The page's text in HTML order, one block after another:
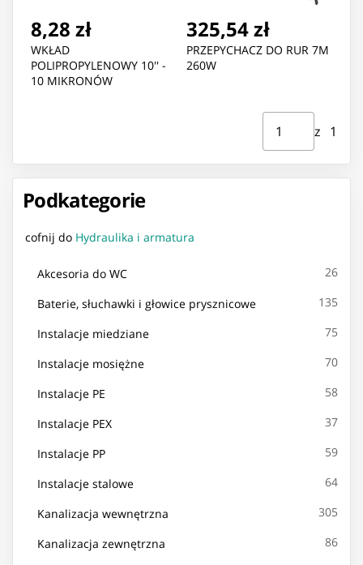
Podkategorie
cofnij do Hydraulika i armatura
Akcesoria do WC 26
Baterie, słuchawki i głowice prysznicowe 135
Instalacje miedziane 75
Instalacje mosiężne 70
Instalacje PE 58
Instalacje PEX 37
Instalacje PP 59
Instalacje stalowe 64
Kanalizacja wewnętrzna 305
Kanalizacja zewnętrzna
86
8,28 zł
WKŁAD
POLIPROPYLENOWY 10'' -
10 MIKRONÓW
325,54 zł
PRZEPYCHACZ DO RUR 7M
260W
Strona ⁨1⁩ z ⁨1⁩
z ⁨1⁩
Przejdź do strony